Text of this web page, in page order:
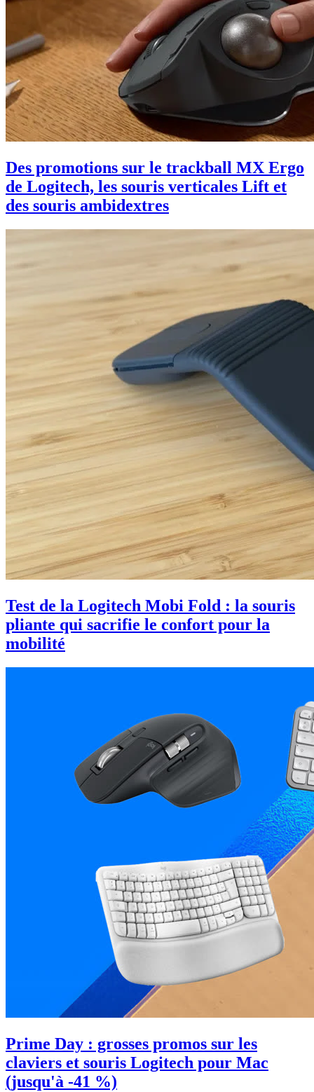
Des promotions sur le trackball MX Ergo
de Logitech, les souris verticales Lift et
des souris ambidextres
Test de la Logitech Mobi Fold : la souris
pliante qui sacrifie le confort pour la
mobilité
Prime Day : grosses promos sur les
claviers et souris Logitech pour Mac
(jusqu'à -41 %)